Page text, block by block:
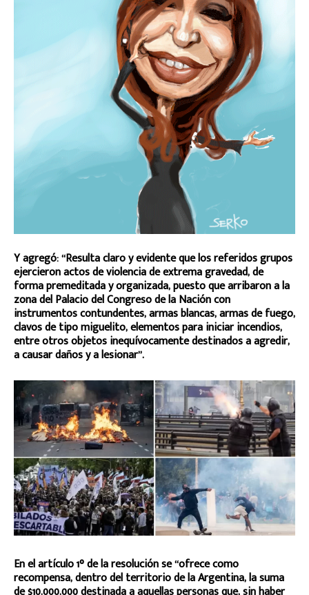
Y agregó: “Resulta claro y evidente que los referidos grupos
ejercieron actos de violencia de extrema gravedad, de
forma premeditada y organizada, puesto que arribaron a la
zona del Palacio del Congreso de la Nación con
instrumentos contundentes, armas blancas, armas de fuego,
clavos de tipo miguelito, elementos para iniciar incendios,
entre otros objetos inequívocamente destinados a agredir,
a causar daños y a lesionar”.
En el artículo 1° de la resolución se “ofrece como
recompensa, dentro del territorio de la Argentina, la suma